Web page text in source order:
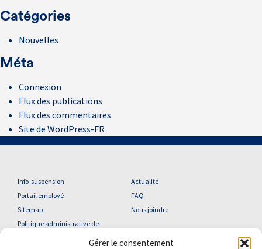
Gérer le consentement
Catégories
Nouvelles
Méta
Connexion
Flux des publications
Flux des commentaires
Site de WordPress-FR
Info-suspension
Actualité
Portail employé
FAQ
Sitemap
Nous joindre
Politique administrative de